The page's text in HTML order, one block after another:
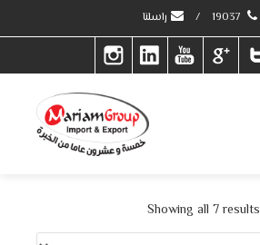
/ راسلنا
Showing all 7 results